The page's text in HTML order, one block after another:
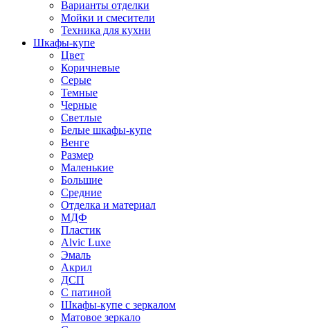
Варианты отделки
Мойки и смесители
Техника для кухни
Шкафы-купе
Цвет
Коричневые
Серые
Темные
Черные
Светлые
Белые шкафы-купе
Венге
Размер
Маленькие
Большие
Средние
Отделка и материал
МДФ
Пластик
Alvic Luxe
Эмаль
Акрил
ДСП
С патиной
Шкафы-купе с зеркалом
Матовое зеркало